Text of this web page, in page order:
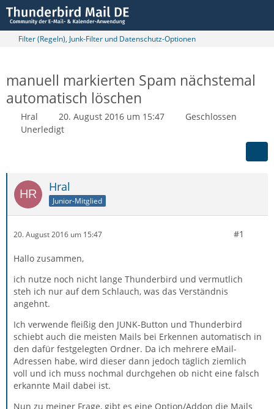
Filter (Regeln), Junk-Filter und Datenschutz-Optionen
manuell markierten Spam nächstemal
automatisch löschen
Hral 20. August 2016 um 15:47
Geschlossen
Unerledigt
Hral
Junior-Mitglied
20. August 2016 um 15:47 #1
Hallo zusammen,
ich nutze noch nicht lange Thunderbird und vermutlich
steh ich nur auf dem Schlauch, was das Verständnis
angehnt.
Ich verwende fleißig den JUNK-Button und Thunderbird
schiebt auch die meisten Mails bei Erkennen automatisch in
den dafür festgelegten Ordner. Da ich mehrere eMail-
Adressen habe, wird dieser dann jedoch täglich ziemlich
voll und ich muss nochmal durchgehen ob nicht eine falsch
erkannte Mail dabei ist.
Nun zu meiner Frage, gibt es eine Option/Addon die Mails